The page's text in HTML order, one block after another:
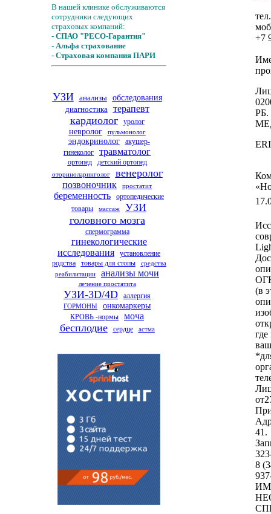
В нашей клинике обслуживаются
сотрудники следующих
страховых компаний:
- СПАО "РЕСО-Гарантия"
- Альфа страхование
- Страховая компания ПАРИ
УЗИ анализы
обследования
диагностика
терапевт
кардиолог уролог
невролог пульмонолог
эндокринолог
акушер-
гинеколог
травматолог
ортопед детский ортопед
оториноларинголог венеролог
позвоночник простатит
беременность
ортопедические
товары
массаж
УЗИ
головного мозга
спермограмма
гинекологические
исследования
установление
родства
товары для стопы
средства
реабилитации
анализы мочи
лечение простатита
УЗИ-3D/4D аллергия
ГОРМОНЫ онкомаркеры
КРОВЬ -нормы моча
бесплодие сердце астма
+7
(в
41.
8